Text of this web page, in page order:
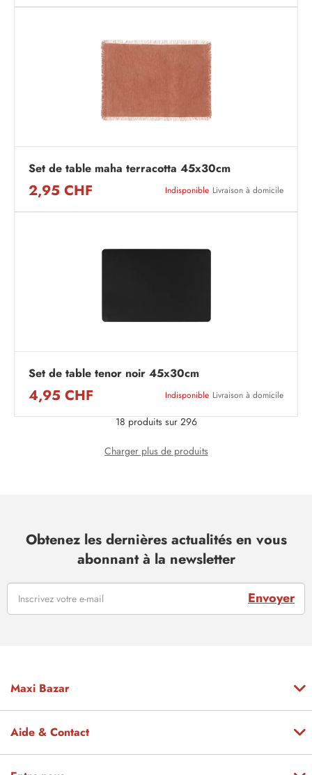
Set de table maha terracotta 45x30cm
2,95 CHF Indisponible Livraison à domicile
Set de table tenor noir 45x30cm
4,95 CHF Indisponible Livraison à domicile
18 produits sur 296
Charger plus de produits
Obtenez les dernières actualités en vous
abonnant à la newsletter
Envoyer
Maxi Bazar
Aide & Contact